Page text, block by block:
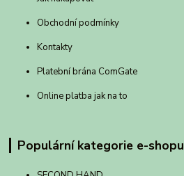
Obchodní podmínky
Kontakty
Platební brána ComGate
Online platba jak na to
Populární kategorie e-shopu